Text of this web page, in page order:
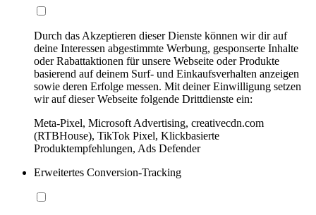
Durch das Akzeptieren dieser Dienste können wir dir auf
deine Interessen abgestimmte Werbung, gesponserte Inhalte
oder Rabattaktionen für unsere Webseite oder Produkte
basierend auf deinem Surf- und Einkaufsverhalten anzeigen
sowie deren Erfolge messen. Mit deiner Einwilligung setzen
wir auf dieser Webseite folgende Drittdienste ein:
Meta-Pixel, Microsoft Advertising, creativecdn.com
(RTBHouse), TikTok Pixel, Klickbasierte
Produktempfehlungen, Ads Defender
Erweitertes Conversion-Tracking